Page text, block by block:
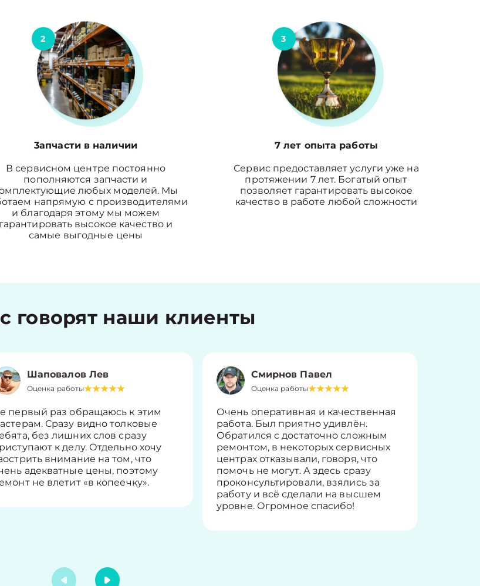
2
3апчасти в наличии
В сервисном центре постоянно
пополняются запчасти и
любых моделей. Мы
напрямую с производителями
и благодаря этому мы можем
гарантировать высокое качество и
самые выгодные цены
3
7 лет опыта работы
Сервис предоставляет услуги уже на
протяжении 7 лет. Богатый опыт
позволяет гарантировать высокое
качество в работе любой сложности
говорят наши клиенты
Шаповалов Лев
Оценка работы
первый раз обращаюсь к этим
Сразу видно толковые
без лишних слов сразу
к делу. Отдельно хочу
внимание на том, что
адекватные цены, поэтому
не влетит «в копеечку».
Смирнов Павел
Оценка работы
Очень оперативная и качественная
работа. Был приятно удивлён.
Обратился с достаточно сложным
ремонтом, в некоторых сервисных
центрах отказывали, говоря, что
помочь не могут. А здесь сразу
проконсультировали, взялись за
работу и всё сделали на высшем
уровне. Огромное спасибо!